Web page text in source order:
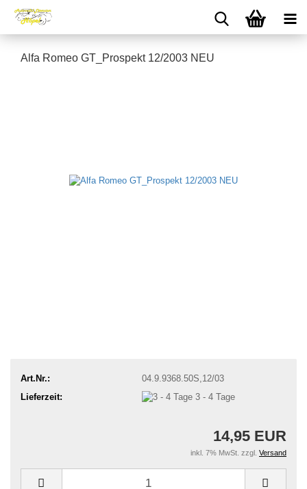
Alfa Romeo GT_Prospekt 12/2003 NEU
Art.Nr.:
04.9.9368.50S,12/03
Lieferzeit:
3 - 4 Tage
14,95 EUR
inkl. 7% MwSt. zzgl. Versand